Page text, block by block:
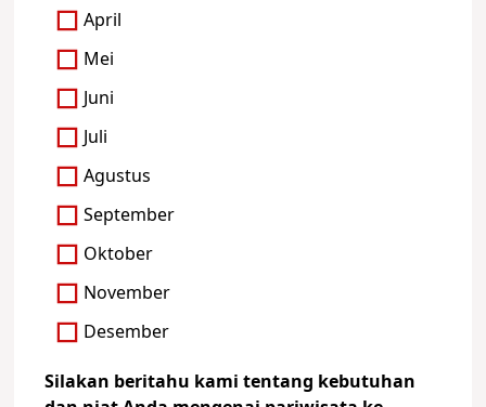
April
Mei
Juni
Juli
Agustus
September
Oktober
November
Desember
Silakan beritahu kami tentang kebutuhan